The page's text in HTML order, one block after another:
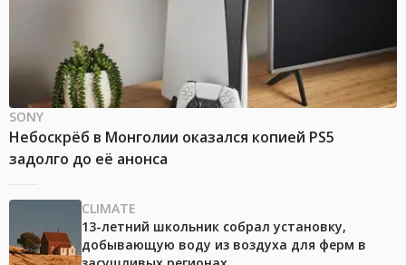
SONY
Небоскрёб в Монголии оказался копией PS5
задолго до её анонса
CLIMATE
13-летний школьник собрал установку,
добывающую воду из воздуха для ферм в